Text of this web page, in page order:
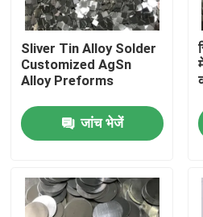
घर
Sliver Tin Alloy Solder
Customized AgSn
Alloy Preforms
जांच भेजें